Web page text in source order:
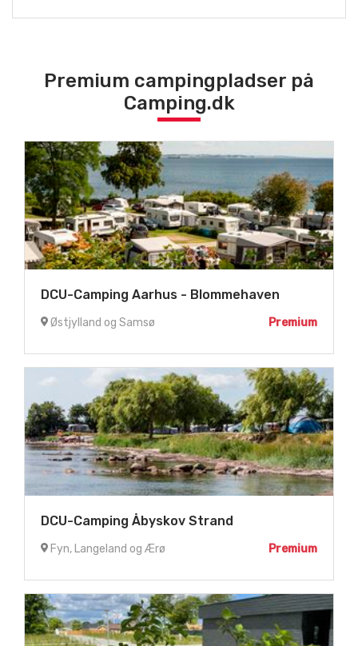
Premium campingpladser på
Camping.dk
DCU-Camping Aarhus - Blommehaven
Østjylland og Samsø Premium
DCU-Camping Åbyskov Strand
Fyn, Langeland og Ærø Premium